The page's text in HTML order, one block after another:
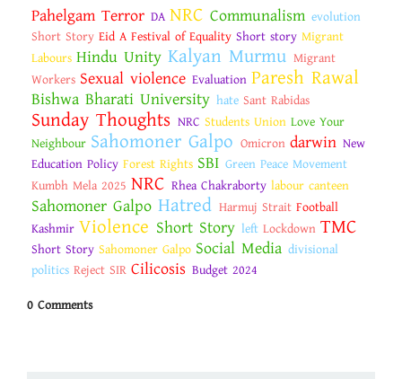
Pahelgam Terror DA NRC Communalism evolution
Short Story Eid A Festival of Equality Short story Migrant
Labours Hindu Unity Kalyan Murmu Migrant
Workers Sexual violence Evaluation Paresh Rawal
Bishwa Bharati University hate Sant Rabidas
Sunday Thoughts NRC Students Union Love Your
Neighbour Sahomoner Galpo Omicron darwin New
Education Policy Forest Rights SBI Green Peace Movement
Kumbh Mela 2025 NRC Rhea Chakraborty labour canteen
Sahomoner Galpo Hatred Harmuj Strait Football
Kashmir Violence Short Story left Lockdown TMC
Short Story Sahomoner Galpo Social Media divisional
politics Reject SIR Cilicosis Budget 2024
0 Comments